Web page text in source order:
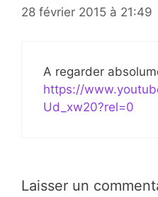
28 février 2015 à 21:49
A regarder
https://
Ud_xw20?rel=0
Laisser un